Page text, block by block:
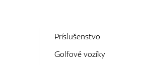
Príslušenstvo
Golfové vozíky